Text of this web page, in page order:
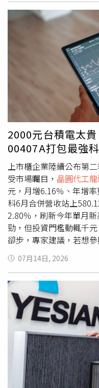
空、股價劇烈修正時，
到，2008年全球金融海
元，不僅創下歷史最低
機。接著2015年記憶體
宏等個股股價重挫，當
的布局點；2016年最低
年新冠疫情爆發初期，
疫情帶動全球遠距工作
成長，也讓台積電自此
2022年，俄烏戰爭引發
積電最低跌至370元，當
出現「美積電」等論戰
海瑟威大舉買進約6061
心，儘管後續因地緣政
印象。謝金河也回顧，
政策後，台股4月7日重
上最大單日跌幅，台積
元。他當時就在臉書公
的買點。」談到近期法
將法說會解讀為「利多
67.7%，第三季財測毛
哲家也曾表示，希望與
利率，展現與市場共好
半年每股稅後純益（
110元上下、約正負5元
未來展望清晰，本益比
未必是危機，「這次的
2000元台積電太
00407A打包最強
上市櫃企業陸續公布第
受市場矚目， 晶圓代工
元，月增6.16％、年增
科6月合併營收站上
2.80％，刷新今年單月
勁，但投資門檻動輒千
卻步，專家建議，若想
擇含有科技類股的ETF
也很熱門，例如00407A
民投資好選擇。理財達
ETF，由專業經理團隊
統被動式ETF只能追蹤
地因應市場波動、產業
態調整投資組合中的成
略，在科技產業日新月
能主動去弱留強，鎖定
越資訊不對稱的隱形門
酬。除了主動選股優勢
07月14日, 2026